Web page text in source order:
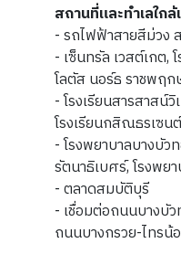
สถานที่และทำเลใกล้
- รถไฟฟ้าสายสีม่วง
- เซ็นทรัล เวสต์เกต,
โลตัส นอร์ธ ราชพฤ
- โรงเรียนสารสาสน์
โรงเรียนกสิณธรเซน
- โรงพยาบาลบางบัว
รัตนาธิเบศร์, โรงพย
- ตลาดสมบัติบุรี
- เชื่อมต่อถนนบางบั
ถนนบางกรวย-ไทร